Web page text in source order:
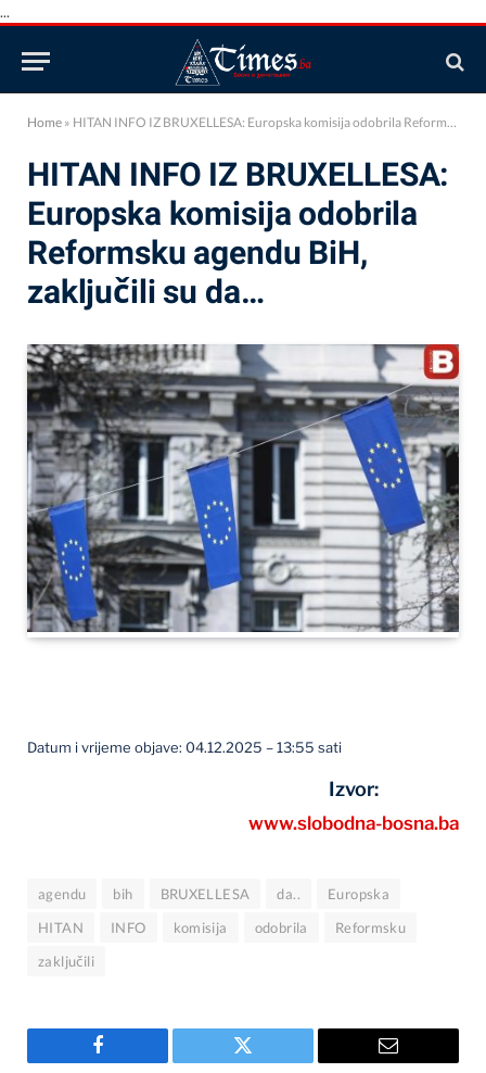
...
Home » HITAN INFO IZ BRUXELLESA: Europska komisija odobrila Reformsku agendu BiH, zaključili su da…
HITAN INFO IZ BRUXELLESA:
Europska komisija odobrila
Reformsku agendu BiH,
zaključili su da…
Datum i vrijeme objave: 04.12.2025 – 13:55 sati
Izvor:
www.slobodna-bosna.ba
agendu bih BRUXELLESA da..
Europska
HITAN
INFO komisija odobrila
Reformsku
zaključili
Facebook Twitter Email